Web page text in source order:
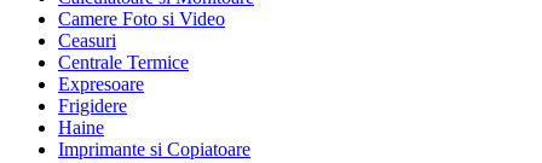
Camere Foto si Video
Ceasuri
Centrale Termice
Expresoare
Frigidere
Haine
Imprimante si Copiatoare